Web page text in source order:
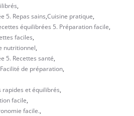
,
5. Repas sains,Cuisine pratique,
équilibrées 5. Préparation facile,
faciles,
nutritionnel,
5. Recettes santé,
de préparation,
rapides et équilibrés,
facile,
facile.,